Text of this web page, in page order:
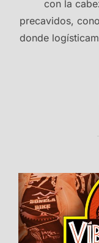
con la
precavidos,
donde